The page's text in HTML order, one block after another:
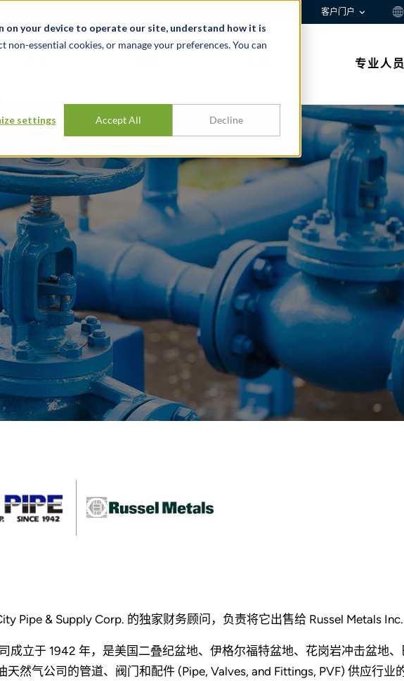
your device to operate our site, understand how it is
non-essential cookies, or manage your preferences. You can
settings Accept All Decline
客户门户
专业人员
出售事宜提
Pipe & Supply Corp. 的独家财务顾问，负责将它出售给 Russel Metals Inc.
成立于 1942 年，是美国二叠纪盆地、伊格尔福特盆地、花岗岩冲击盆地
天然气公司的管道、阀门和配件 (Pipe, Valves, and Fittings, PVF) 供应行业